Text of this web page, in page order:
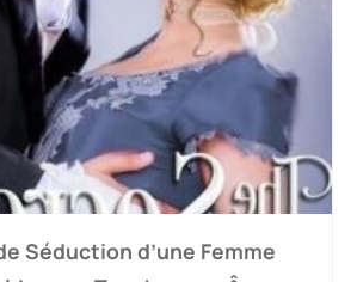
Séduction d’une Femme